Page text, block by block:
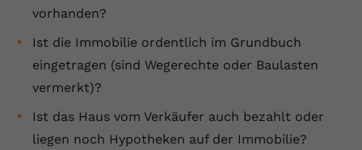
vorhanden?
Ist die Immobilie ordentlich im Grundbuch
eingetragen (sind Wegerechte oder Baulasten
vermerkt)?
Ist das Haus vom Verkäufer auch bezahlt oder
liegen noch Hypotheken auf der Immobilie?